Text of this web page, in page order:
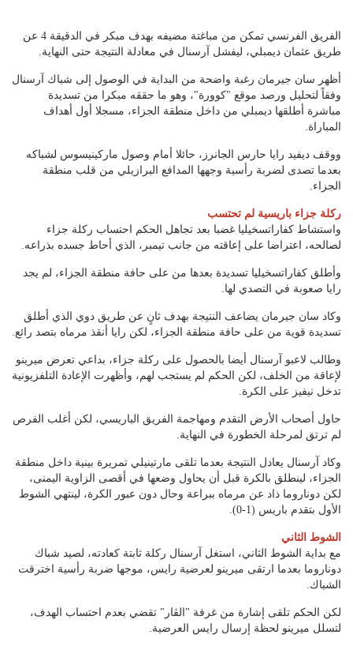
الفريق الفرنسي تمكن من مباغتة مضيفه بهدف مبكر في الدقيقة 4 عن
طريق عثمان ديمبلي، ليفشل آرسنال في معادلة النتيجة حتى النهاية.
أظهر سان جيرمان رغبة واضحة من البداية في الوصول إلى شباك آرسنال
وفقاً لتحليل ورصد موقع "كوورة"، وهو ما حققه مبكرا من تسديدة
مباشرة أطلقها ديمبلي من داخل منطقة الجزاء، مسجلا أول أهداف
المباراة.
ووقف ديفيد رايا حارس الجانرز، حائلا أمام وصول ماركينيسوس لشباكه
بعدما تصدى لضربة رأسية وجهها المدافع البرازيلي من قلب منطقة
الجزاء.
ركلة جزاء باريسية لم تحتسب
واستشاط كفاراتسخيليا غضبا بعد تجاهل الحكم احتساب ركلة جزاء
لصالحه، اعتراضا على إعاقته من جانب تيمبر، الذي أحاط جسده بذراعه.
وأطلق كفاراتسخيليا تسديدة بعدها من على حافة منطقة الجزاء، لم يجد
رايا صعوبة في التصدي لها.
وكاد سان جيرمان يضاعف النتيجة بهدف ثانٍ عن طريق دوي الذي أطلق
تسديدة قوية من على حافة منطقة الجزاء، لكن رايا أنقذ مرماه بتصد رائع.
وطالب لاعبو آرسنال أيضا بالحصول على ركلة جزاء، بداعي تعرض ميرينو
لإعاقة من الخلف، لكن الحكم لم يستجب لهم، وأظهرت الإعادة التلفزيونية
تدخل نيفيز على الكرة.
حاول أصحاب الأرض التقدم ومهاجمة الفريق الباريسي، لكن أغلب الفرص
لم ترتق لمرحلة الخطورة في النهاية.
وكاد آرسنال يعادل النتيجة بعدما تلقى مارتينيلي تمريرة بينية داخل منطقة
الجزاء، لينطلق بالكرة قبل أن يحاول وضعها في أقصى الزاوية اليمنى،
لكن دوناروما ذاد عن مرماه ببراعة وحال دون عبور الكرة، لينتهي الشوط
الأول بتقدم باريس (1-0).
الشوط الثاني
مع بداية الشوط الثاني، استغل آرسنال ركلة ثابتة كعادته، لصيد شباك
دوناروما بعدما ارتقى ميرينو لعرضية رايس، موجها ضربة رأسية اخترقت
الشباك.
لكن الحكم تلقى إشارة من غرفة "الڤار" تقضي بعدم احتساب الهدف،
لتسلل ميرينو لحظة إرسال رايس العرضية.